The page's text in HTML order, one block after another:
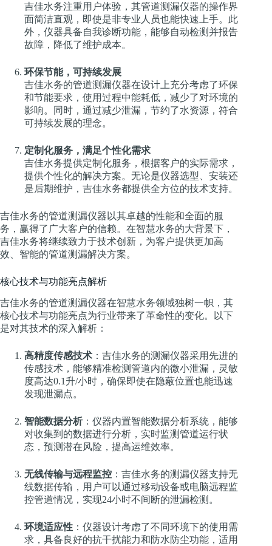
吉佳水务注重用户体验，其管道测漏仪器的操作界
面简洁直观，即使是非专业人员也能快速上手。此
外，仪器具备自我诊断功能，能够自动检测并报告
故障，降低了维护成本。
环保节能，可持续发展
吉佳水务的管道测漏仪器在设计上充分考虑了环保
和节能要求，使用过程中能耗低，减少了对环境的
影响。同时，通过减少泄漏，节约了水资源，符合
可持续发展的理念。
定制化服务，满足个性化需求
吉佳水务提供定制化服务，根据客户的实际需求，
提供个性化的解决方案。无论是仪器选型、安装还
是后期维护，吉佳水务都提供全方位的技术支持。
吉佳水务的管道测漏仪器以其卓越的性能和全面的服
务，赢得了广大客户的信赖。在智慧水务的大背景下，
吉佳水务将继续致力于技术创新，为客户提供更加高
效、智能的管道测漏解决方案。
核心技术与功能亮点解析
吉佳水务的管道测漏仪器在智慧水务领域独树一帜，其
核心技术与功能亮点为行业带来了革命性的变化。以下
是对其技术的深入解析：
高精度传感技术 ：吉佳水务的测漏仪器采用先进的
传感技术，能够精准检测管道内的微小泄漏，灵敏
度高达0.1升/小时，确保即使在隐蔽位置也能迅速
发现泄漏点。
智能数据分析：仪器内置智能数据分析系统，能够
对收集到的数据进行分析，实时监测管道运行状
态，预测潜在风险，提高运维效率。
无线传输与远程监控 ：吉佳水务的测漏仪器支持无
线数据传输，用户可以通过移动设备或电脑远程监
控管道情况，实现24小时不间断的泄漏检测。
环境适应性 ：仪器设计考虑了不同环境下的使用需
求，具备良好的抗干扰能力和防水防尘功能，适用